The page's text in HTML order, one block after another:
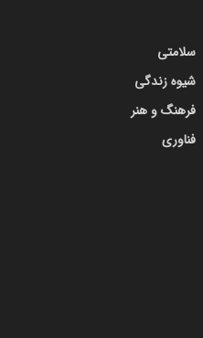
سلامتی
شیوه زندگی
فرهنگ و هنر
فناوری